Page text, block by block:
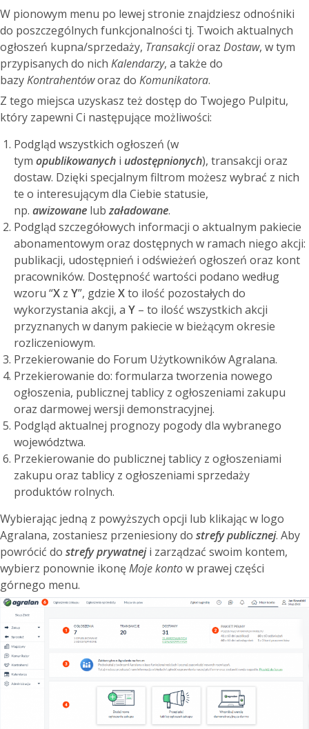
W pionowym menu po lewej stronie znajdziesz odnośniki
do poszczególnych funkcjonalności tj. Twoich aktualnych
ogłoszeń kupna/sprzedaży, Transakcjioraz Dostaw, w tym
przypisanych do nich Kalendarzy, a także do
bazyKontrahentóworaz do Komunikatora.
Z tego miejsca uzyskasz też dostęp do Twojego Pulpitu,
który zapewni Ci następujące możliwości:
Podgląd wszystkich ogłoszeń (w
tym opublikowanych i udostępnionych), transakcji oraz
dostaw. Dzięki specjalnym filtrom możesz wybrać z nich
te o interesującym dla Ciebie statusie,
np. awizowane lubzaładowane.
Podgląd szczegółowych informacji o aktualnym pakiecie
abonamentowym oraz dostępnych w ramach niego akcji:
publikacji, udostępnień i odświeżeń ogłoszeń oraz kont
pracowników. Dostępność wartości podano według
wzoru “X z Y”, gdzie Xto ilość pozostałych do
wykorzystania akcji, a Y – to ilość wszystkich akcji
przyznanych w danym pakiecie w bieżącym okresie
rozliczeniowym.
Przekierowanie do Forum Użytkowników Agralana.
Przekierowanie do: formularza tworzenia nowego
ogłoszenia, publicznej tablicy z ogłoszeniami zakupu
oraz darmowej wersji demonstracyjnej.
Podgląd aktualnej prognozy pogody dla wybranego
województwa.
Przekierowanie do publicznej tablicy z ogłoszeniami
zakupu oraz tablicy z ogłoszeniami sprzedaży
produktów rolnych.
Wybierając jedną z powyższych opcji lub klikając w logo
Agralana, zostaniesz przeniesiony do strefy publicznej. Aby
powrócić do strefy prywatneji zarządzać swoim kontem,
wybierz ponownie ikonęMoje kontow prawej części
górnego menu.